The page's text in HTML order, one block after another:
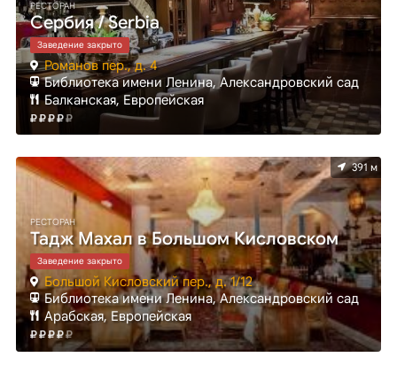
РЕСТОРАН
Сербия / Serbia
Заведение закрыто
Романов пер., д. 4
Библиотека имени Ленина, Александровский сад
Балканская, Европейская
391 м
РЕСТОРАН
Тадж Махал в Большом Кисловском
Заведение закрыто
Большой Кисловский пер., д. 1/12
Библиотека имени Ленина, Александровский сад
Арабская, Европейская